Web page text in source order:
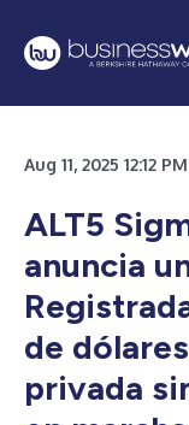
Aug 11, 2025 12:12
ALT5
anuncia
de
privada